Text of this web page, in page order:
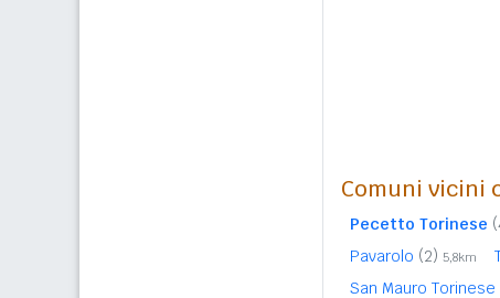
Comuni vicini
Pecetto Torinese
Pavarolo (2) 5,8km
San Mauro Torinese